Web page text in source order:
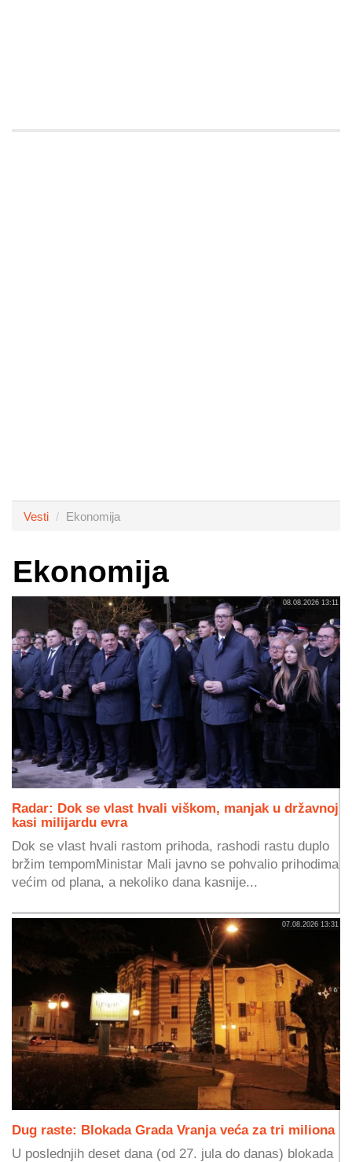
Vesti Ekonomija
Ekonomija
08.08.2026 13:11
Radar: Dok se vlast hvali viškom, manjak u državnoj
kasi milijardu evra
Dok se vlast hvali rastom prihoda, rashodi rastu duplo
bržim tempomMinistar Mali javno se pohvalio prihodima
većim od plana, a nekoliko dana kasnije...
07.08.2026 13:31
Dug raste: Blokada Grada Vranja veća za tri miliona
U poslednjih deset dana (od 27. jula do danas) blokada